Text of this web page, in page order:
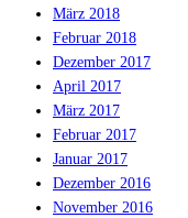
März 2018
Februar 2018
Dezember 2017
April 2017
März 2017
Februar 2017
Januar 2017
Dezember 2016
November 2016